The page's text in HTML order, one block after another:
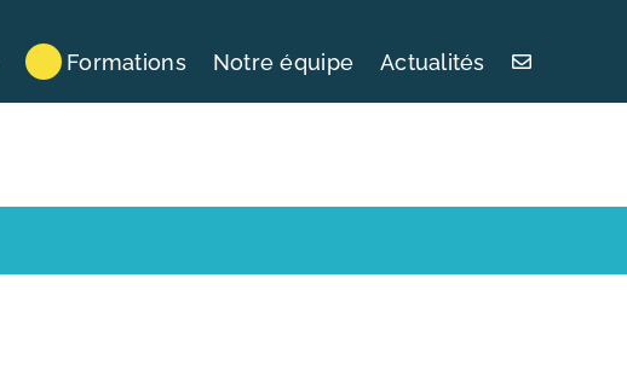
Formations Notre équipe Actualités